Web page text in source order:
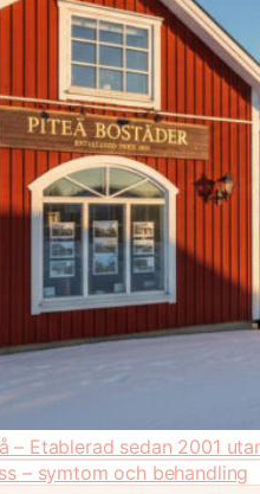
– Etablerad sedan 2001
– symtom och behandling